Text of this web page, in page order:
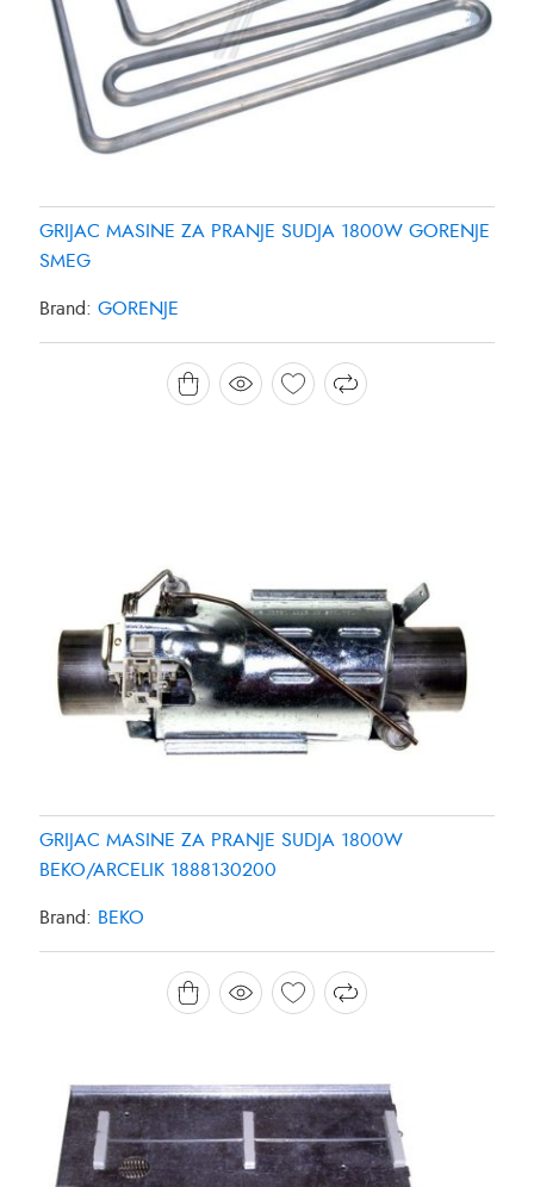
GRIJAC MASINE ZA PRANJE SUDJA 1800W GORENJE
SMEG
Brand: GORENJE
GRIJAC MASINE ZA PRANJE SUDJA 1800W
BEKO/ARCELIK 1888130200
Brand: BEKO